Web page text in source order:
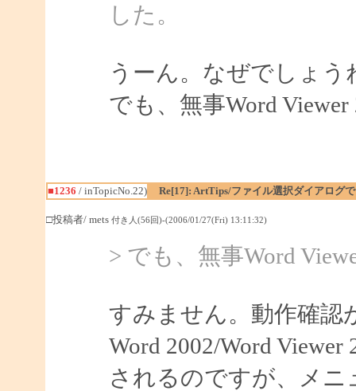
した。
うーん。なぜでしょう
でも、無事Word
■1236 / inTopicNo.22) Re[17]: ArtTips/ファイル選択ダイアログ
□投稿者/ mets 付き人(56回)-(2006/01/27(Fri) 13:11:32)
> でも、無事Word
すみません。動作確認
Word 2002/Word
されるのですが、メ